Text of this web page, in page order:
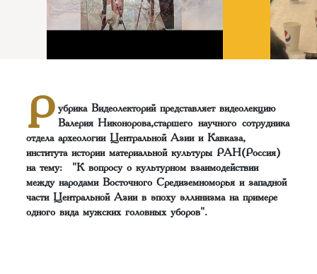
Р убрика Видеолекторий представляет видеолекцию
Валерия Никонорова,старшего научного сотрудника
отдела археологии Центральной Азии и Кавказа,
института истории материальной культуры РАН(Россия)
на тему: "К вопросу о культурном взаимодействии
между народами Восточного Средиземноморья и западной
части Центральной Азии в эпоху эллинизма на примере
одного вида мужских головных уборов".